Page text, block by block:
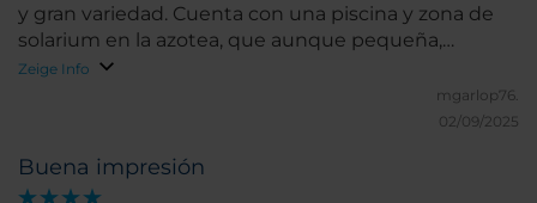
y gran variedad. Cuenta con una piscina y zona de
solarium en la azotea, que aunque pequeña,
suficiente para un baño después de un día de
Zeige Info
mgarlop76.
02/09/2025
Buena impresión